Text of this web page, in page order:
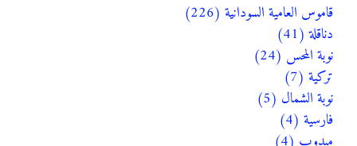
قاموس العامية السودانية (226)
دناقلة (41)
نوبة المحس (24)
تركية (7)
نوبة الشمال (5)
فارسية (4)